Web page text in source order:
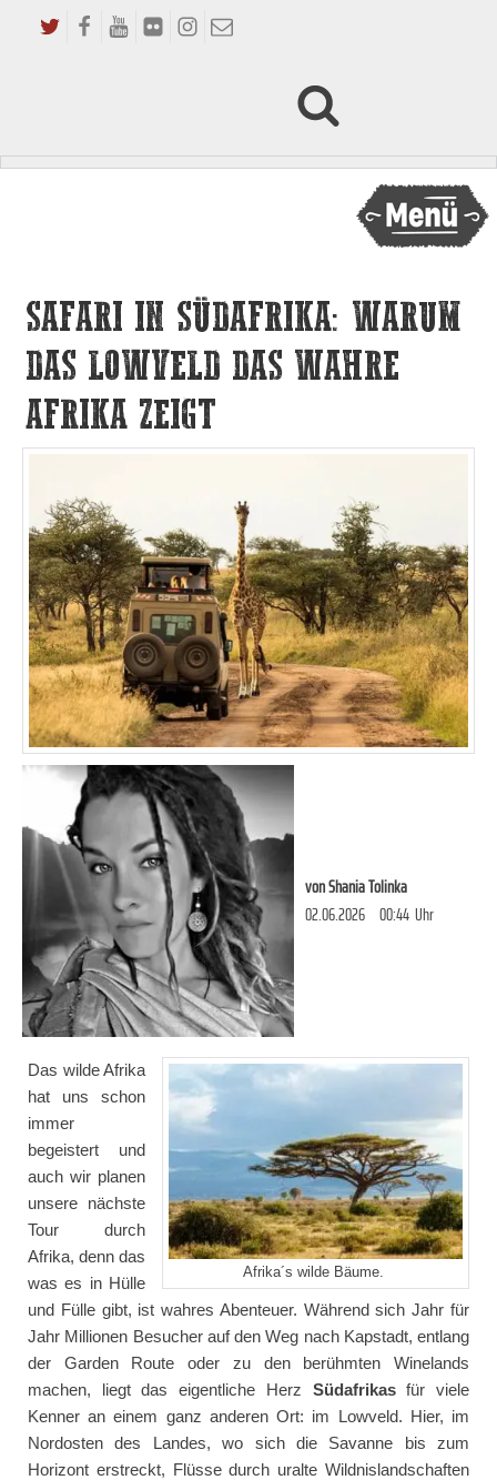
SAFARI IN SÜDAFRIKA: WARUM
DAS LOWVELD DAS WAHRE
AFRIKA ZEIGT
vonShania Tolinka
02.06.2026 00:44 Uhr
Afrika´s wilde Bäume.
Das wilde Afrika
hat uns schon
immer
begeistert und
auch wir planen
unsere nächste
Tour durch
Afrika, denn das
was es in Hülle
und Fülle gibt, ist wahres Abenteuer. Während sich Jahr für
Jahr Millionen Besucher auf den Weg nach Kapstadt, entlang
der Garden Route oder zu den berühmten Winelands
machen, liegt das eigentliche Herz Südafrikasfür viele
Kenner an einem ganz anderen Ort: im Lowveld. Hier, im
Nordosten des Landes, wo sich die Savanne bis zum
Horizont erstreckt, Flüsse durch uralte Wildnislandschaften